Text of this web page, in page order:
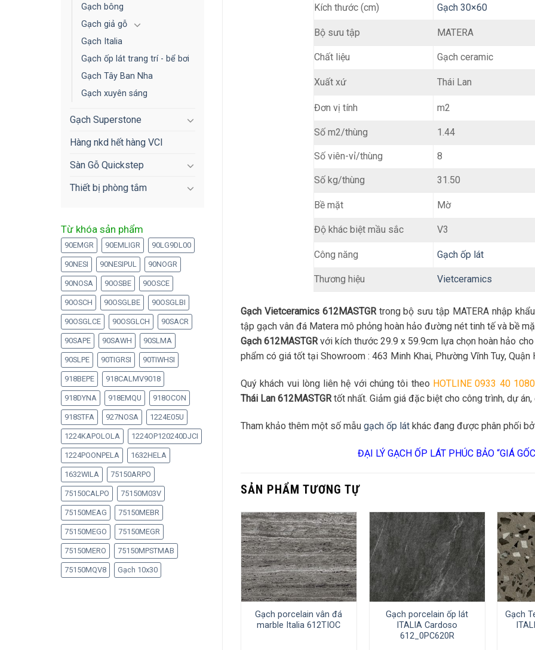
Gạch bông
Gạch giả gỗ
Gạch Italia
Gạch ốp lát trang trí - bể bơi
Gạch Tây Ban Nha
Gạch xuyên sáng
Gạch Superstone
Hàng nkd hết hàng VCI
Sàn Gỗ Quickstep
Thiết bị phòng tắm
Từ khóa sản phẩm
90EMGR 90EMLIGR 90LG9DL00
90NESI 90NESIPUL 90NOGR
90NOSA 90OSBE 90OSCE
90OSCH 90OSGLBE 90OSGLBI
90OSGLCE 90OSGLCH 90SACR
90SAPE 90SAWH 90SLMA
90SLPE 90TIGRSI 90TIWHSI
918BEPE 918CALMV9018
918DYNA 918EMQU 918OCON
918STFA 927NOSA 1224E05U
1224KAPOLOLA 1224OP120240DJCI
1224POONPELA 1632HELA
1632WILA 75150ARPO
75150CALPO 75150M03V
75150MEAG 75150MEBR
75150MEGO 75150MEGR
75150MERO 75150MPSTMAB
75150MQV8 Gạch 10x30
Kích thước (cm) Gạch 30×60
Bộ sưu tập MATERA
Chất liệu Gạch ceramic
Xuất xứ Thái Lan
Đơn vị tính m2
Số m2/thùng 1.44
Số viên-vỉ/thùng 8
Số kg/thùng 31.50
Bề mặt Mờ
Độ khác biệt mầu sắc V3
Công năng Gạch ốp lát
Thương hiệu Vietceramics
Gạch Vietceramics 612MASTGRtrong bộ sưu tập MATERA nhập
tập gạch vân đá Matera mô phỏng hoàn hảo đường nét tinh tế và bề
Gạch 612MASTGRvới kích thước 29.9 x 59.9cm lựa chọn hoàn hảo
phẩm có giá tốt tại Showroom : 463 Minh Khai, Phường Vĩnh Tuy, Quận
Quý khách vui lòng liên hệ với chúng tôi theo HOTLINE 0933 40 1080
Thái Lan 612MASTGRtốt nhất. Giảm giá đặc biệt cho công trình, dự án,
Tham khảo thêm một số mẫu gạch ốp lát khác đang được phân phối
ĐẠI LÝ GẠCH ỐP LÁT PHÚC BẢO “GIÁ
SẢN PHẨM TƯƠNG TỰ
Gạch porcelain vân đá
marble Italia 612TIOC
Gạch porcelain ốp lát
ITALIA Cardoso
612_0PC620R
Gạch